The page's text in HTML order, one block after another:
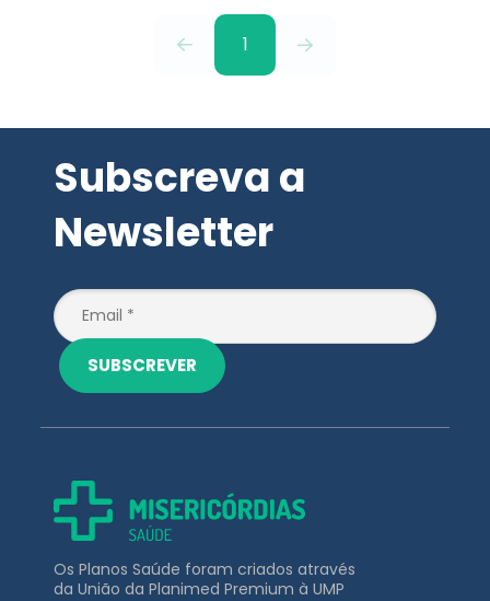
1
Subscreva a
Newsletter
SUBSCREVER
Os Planos Saúde foram criados através
da União da Planimed Premium à UMP